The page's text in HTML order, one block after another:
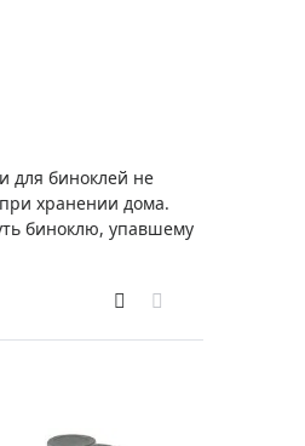
контроля
контроля
для биноклей не
хранении дома.
биноклю, упавшему